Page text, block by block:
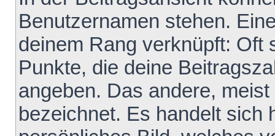
Benutzernamen stehen.
deinem Rang verknüpft: Oft
Punkte, die deine
angeben. Das andere,
bezeichnet. Es handelt sich